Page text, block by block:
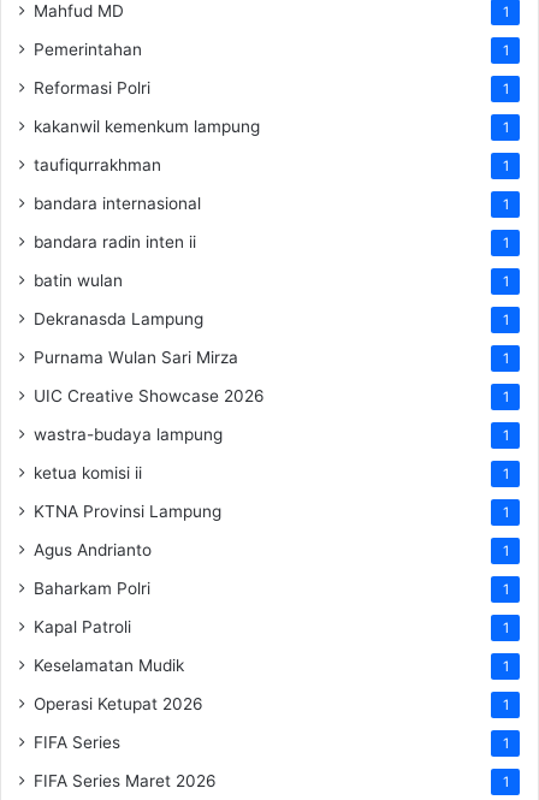
Mahfud MD 1
Pemerintahan 1
Reformasi Polri 1
kakanwil kemenkum lampung 1
taufiqurrakhman 1
bandara internasional 1
bandara radin inten ii 1
batin wulan 1
Dekranasda Lampung 1
Purnama Wulan Sari Mirza 1
UIC Creative Showcase 2026 1
wastra-budaya lampung 1
ketua komisi ii 1
KTNA Provinsi Lampung 1
Agus Andrianto 1
Baharkam Polri 1
Kapal Patroli 1
Keselamatan Mudik 1
Operasi Ketupat 2026 1
FIFA Series 1
FIFA Series Maret 2026 1